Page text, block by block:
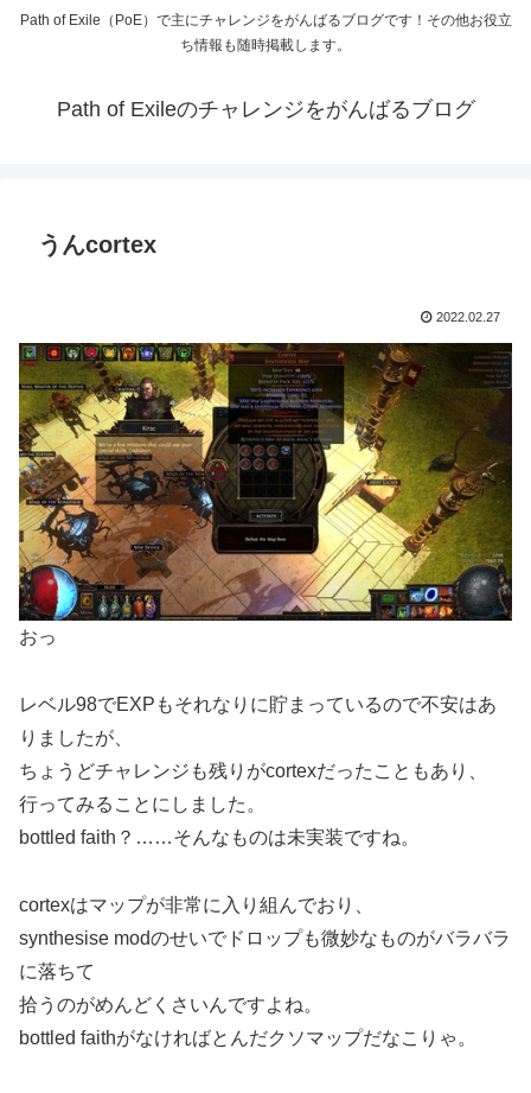
Path of Exile（PoE）で主にチャレンジをがんばるブログです！その他お役立
ち情報も随時掲載します。
Path of Exileのチャレンジをがんばるブログ
うんcortex
2022.02.27
おっ
レベル98でEXPもそれなりに貯まっているので不安はあ
りましたが、
ちょうどチャレンジも残りがcortexだったこともあり、
行ってみることにしました。
bottled faith？……そんなものは未実装ですね。
cortexはマップが非常に入り組んでおり、
synthesise modのせいでドロップも微妙なものがバラバラ
に落ちて
拾うのがめんどくさいんですよね。
bottled faithがなければとんだクソマップだなこりゃ。